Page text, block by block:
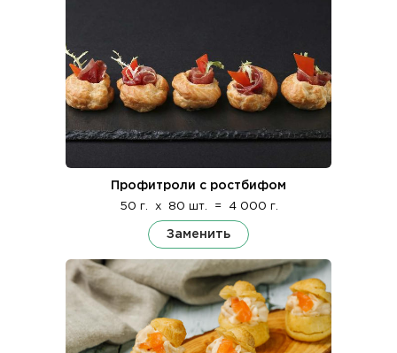
Профитроли с ростбифом
50 г. x 80 шт. = 4 000 г.
Заменить